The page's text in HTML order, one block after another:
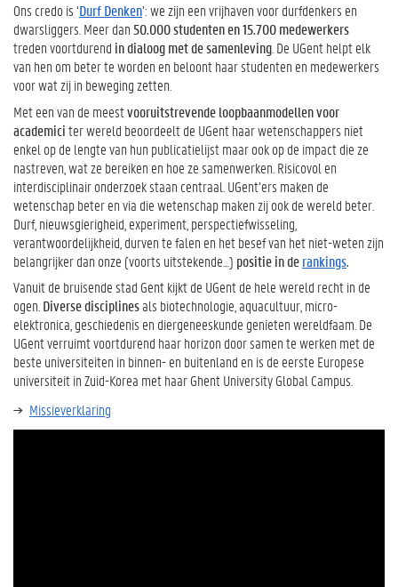
Ons credo is ‘Durf Denken’: we zijn een vrijhaven voor durfdenkers en
dwarsliggers. Meer dan50.000 studenten en 15.700 medewerkers
treden voortdurend in dialoog met de samenleving . De UGent helpt elk
van hen om beter te worden en beloont haar studenten en medewerkers
voor wat zij in beweging zetten.
Met een van de meestvooruitstrevende loopbaanmodellen voor
academiciter wereld beoordeelt de UGent haar wetenschappers niet
enkel op de lengte van hun publicatielijst maar ook op de impact die ze
nastreven, wat ze bereiken en hoe ze samenwerken. Risicovol en
interdisciplinair onderzoek staan centraal. UGent’ers maken de
wetenschap beter en via die wetenschap maken zij ook de wereld beter.
Durf, nieuwsgierigheid, experiment, perspectiefwisseling,
verantwoordelijkheid, durven te falen en het besef van het niet-weten zijn
belangrijker dan onze (voorts uitstekende…) positie in derankings.
Vanuit de bruisende stad Gent kijkt de UGent de hele wereld recht in de
ogen. Diverse disciplinesals biotechnologie, aquacultuur, micro-
elektronica, geschiedenis en diergeneeskunde genieten wereldfaam. De
UGent verruimt voortdurend haar horizon door samen te werken met de
beste universiteiten in binnen- en buitenland en is de eerste Europese
universiteit in Zuid-Korea met haar Ghent University Global Campus.
Missieverklaring